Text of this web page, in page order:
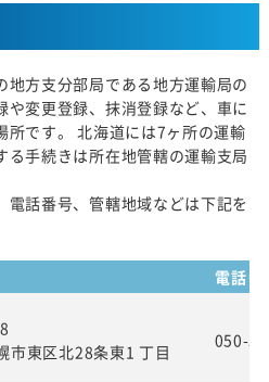
地方支分部局である地方運輸局の
変更登録、抹消登録など、車に
所です。 北海道には7ヶ所の運輸
る手続きは所在地管轄の運輸支局
話番号、管轄地域などは下記を
電話
市東区北28条東1 丁目
050-